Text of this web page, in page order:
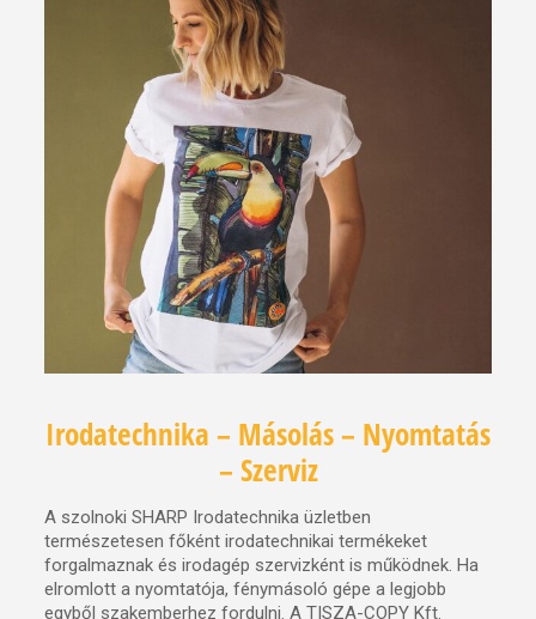
Irodatechnika – Másolás – Nyomtatás
– Szerviz
A szolnoki SHARP Irodatechnika üzletben
természetesen főként irodatechnikai termékeket
forgalmaznak és irodagép szervizként is működnek. Ha
elromlott a nyomtatója, fénymásoló gépe a legjobb
egyből szakemberhez fordulni. A TISZA-COPY Kft.